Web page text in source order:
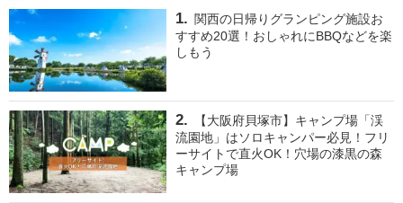
関西の日帰りグランピング施設お
すすめ20選！おしゃれにBBQなどを楽
しもう
【大阪府貝塚市】キャンプ場「渓
流園地」はソロキャンパー必見！フリ
ーサイトで直火OK！穴場の漆黒の森
キャンプ場